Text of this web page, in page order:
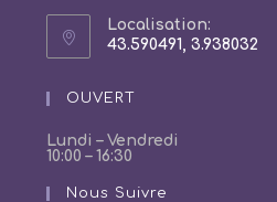
Localisation:
43.590491, 3.938032
un
nouvel
OUVERT
Lundi – Vendredi
10:00 – 16:30
Nous Suivre